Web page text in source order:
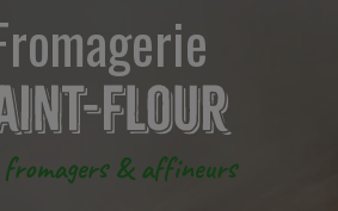
fromagers & affineurs